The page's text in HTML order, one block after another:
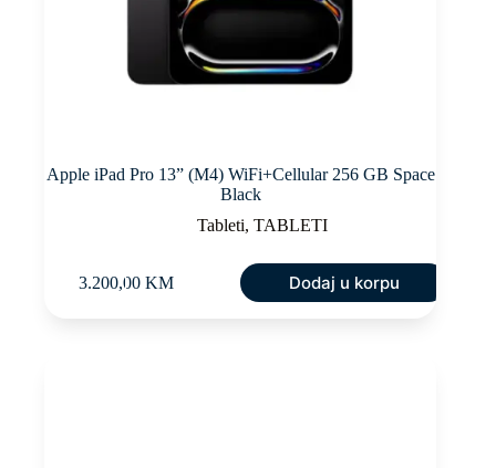
Apple iPad Pro 13” (M4) WiFi+Cellular 256 GB Space
Black
Tableti,TABLETI
3.200,00 KM Dodaj u korpu